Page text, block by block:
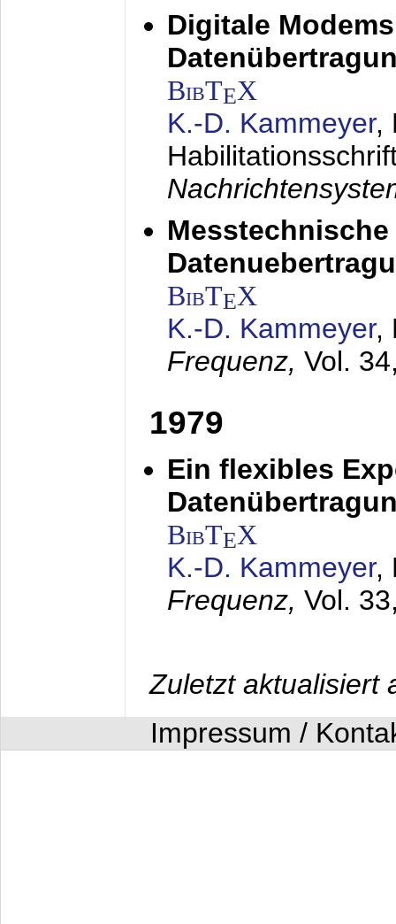
Digitale
BibTEX
K.-D. Kammeyer,
BibTEX
K.-D. Kammeyer,
Frequenz, Vol.
1979
Ein flexibles
BibTEX
K.-D. Kammeyer,
Frequenz, Vol.
Zuletzt aktualisiert
Impressum /